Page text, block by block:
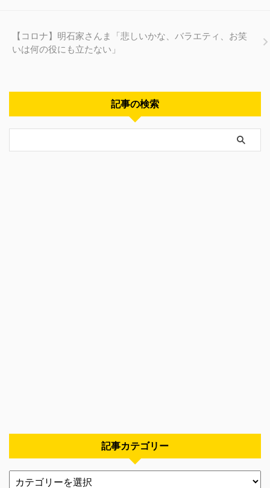
【コロナ】明石家さんま「悲しいかな、バラエティ、お笑
いは何の役にも立たない」
記事の検索
記事カテゴリー